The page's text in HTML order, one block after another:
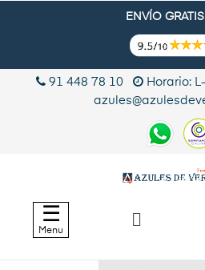
ENVÍO
91 448 78 10
Horario:
Navegación
de
palanca
☰
Menu